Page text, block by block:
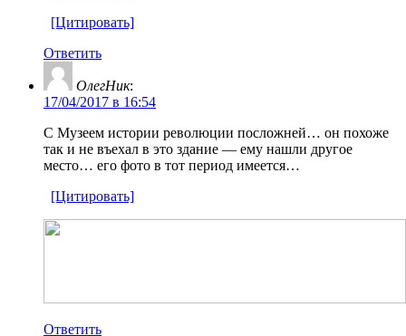
[Цитировать]
Ответить
ОлегНик:
17/04/2017 в 16:54
С Музеем истории революции посложней… он похоже
так и не въехал в это здание — ему нашли другое
место… его фото в тот период имеется…
[Цитировать]
Ответить